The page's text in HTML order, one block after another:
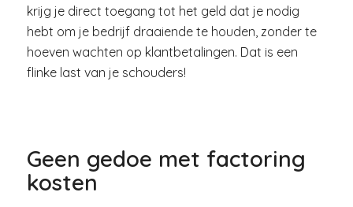
krijg je direct toegang tot het geld dat je nodig
hebt om je bedrijf draaiende te houden, zonder te
hoeven wachten op klantbetalingen. Dat is een
flinke last van je schouders!
Geen gedoe met factoring
kosten